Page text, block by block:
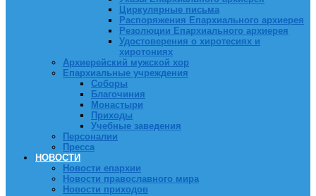
Циркулярные письма
Распоряжения Епархиального архиерея
Резолюции Епархиального архиерея
Удостоверения о хиротесиях и
хиротониях
Архиерейский мужской хор
Епархиальные учреждения
Соборы
Благочиния
Монастыри
Приходы
Учебные заведения
Персоналии
Пресса
НОВОСТИ
Новости епархии
Новости православного мира
Новости приходов